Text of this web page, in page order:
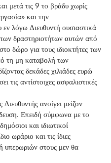
μετά τις 9 το βράδυ χωρίς
και την
λόγω Διευθυντή ουσιαστικά
δραστηριοτήτων αυτών από
δώρο για τους ιδιοκτήτες των
τη μη καταβολή των
δεκάδες χιλιάδες ευρώ
τις αντίστοιχες ασφαλιστικές
ανοίγει μείζον
Επειδή σύμφωνα με το
και ιδιωτικοί
ωράριο και τις ίδιες
υπερωριών στους μεν θα